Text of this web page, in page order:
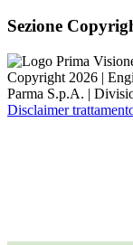
Sezione
Copyright 2026 |
Parma S.p.A. |
Disclaimer